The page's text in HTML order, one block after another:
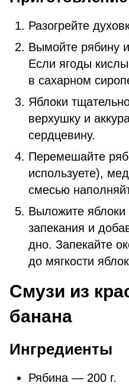
Разогрейте
Вымойте рябину
Если ягоды
в сахарном
Яблоки
верхушку и
сердцевину.
Перемешайте
используете),
смесью
Выложите
запекания и
дно. Запекайте
до мягкости
Смузи из
банана
Ингредиенты
Рябина — 200 г.